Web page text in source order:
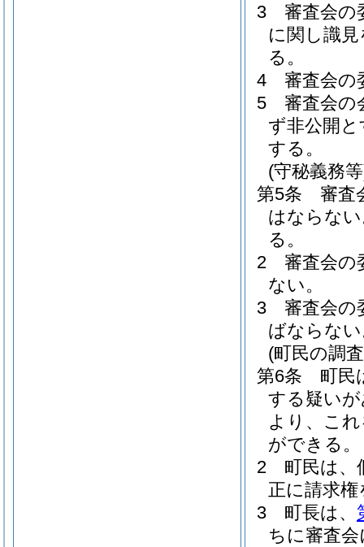
3
審査会の
に関し識
る。
4
審査会の
5
審査会の
ず非公開
する。
(守秘義務
第5条
審査
はならな
る。
2
審査会の
ない。
3
審査会の
ばならな
(町民の調
第6条
町民
する疑い
より、こ
ができる。
2
町民は、
正に請求
3
町長は、
ちに審査